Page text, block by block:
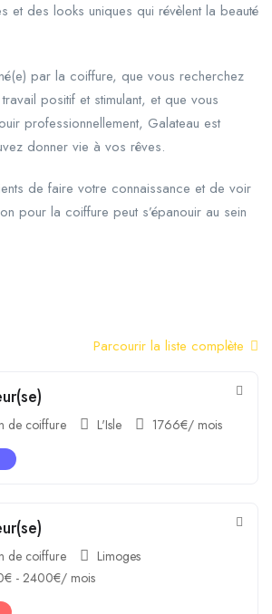
et des looks uniques qui révèlent la beauté
par la coiffure, que vous recherchez
positif et stimulant, et que vous
professionnellement, Galateau est
donner vie à vos rêves.
de faire votre connaissance et de voir
pour la coiffure peut s’épanouir au sein
Parcourir la liste complète
de coiffure L'Isle 1766€/ mois
de coiffure
Limoges
€ - 2400€/ mois